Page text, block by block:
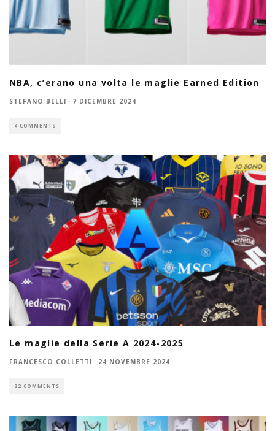
NBA, c’erano una volta le maglie Earned Edition
STEFANO BELLI · 7 DICEMBRE 2024
4 COMMENTS
Le maglie della Serie A 2024-2025
FRANCESCO COLLETTI · 24 NOVEMBRE 2024
22 COMMENTS